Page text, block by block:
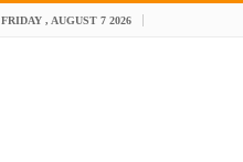
FRIDAY , AUGUST 7 2026